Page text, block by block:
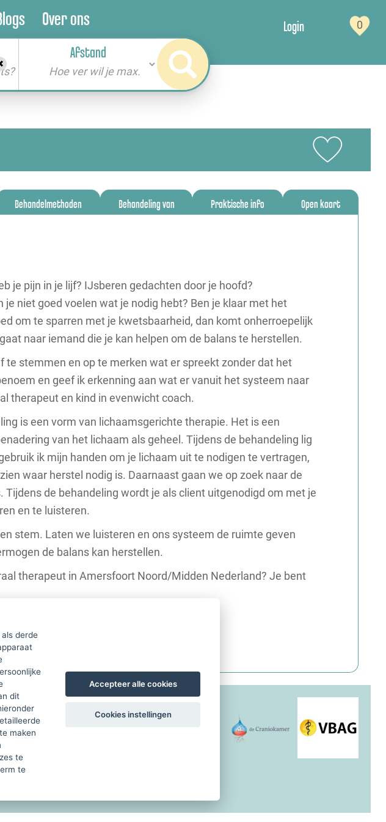
Over ons Login 0
Afstand
Behandelmethoden Behandeling van Praktische info Open kaart
je pijn in je lijf? IJsberen gedachten door je hoofd?
je niet goed voelen wat je nodig hebt? Ben je klaar met het
om te sparren met je kwetsbaarheid, dan komt onherroepelijk
naar iemand die je kan helpen om de balans te herstellen.
te stemmen en op te merken wat er spreekt zonder dat het
en geef ik erkenning aan wat er vanuit het systeem naar
therapeut en kind in evenwicht coach.
is een vorm van lichaamsgerichte therapie. Het is een
van het lichaam als geheel. Tijdens de behandeling lig
ik mijn handen om je lichaam uit te nodigen te vertragen,
waar herstel nodig is. Daarnaast gaan we op zoek naar de
Tijdens de behandeling wordt je als client uitgenodigd om met je
en te luisteren.
stem. Laten we luisteren en ons systeem de ruimte geven
de balans kan herstellen.
therapeut in Amersfoort Noord/Midden Nederland? Je bent
derde
dit
maken
te
te
Accepteer alle cookies
Cookies instellingen